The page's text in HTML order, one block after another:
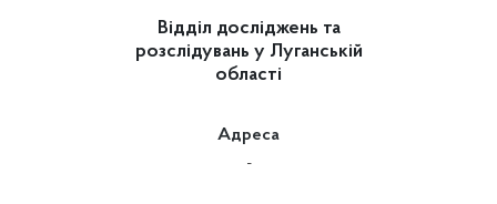
Відділ досліджень та
розслідувань у Луганській
області
Адреса
-